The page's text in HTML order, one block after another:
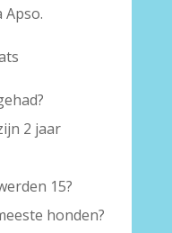
Apso.
2 jaar
15?
honden?